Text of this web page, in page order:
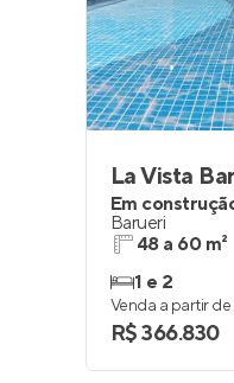
La Vista
Em
Barueri
48 a 60 m²
1 e 2
Venda a partir de
R$ 366.830